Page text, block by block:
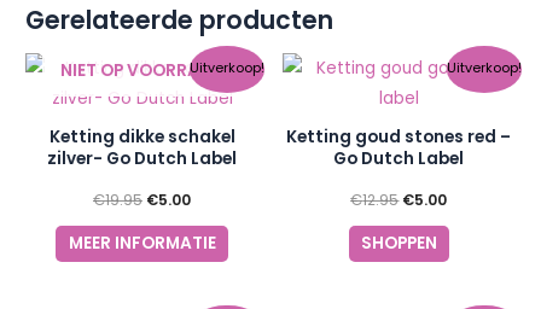
Gerelateerde producten
Uitverkoop!
NIET OP VOORRAAD
Ketting dikke schakel
zilver- Go Dutch Label
€19.95
Oorspronkelijke
prijs
was:
€5.00
Huidige
prijs
is:
MEER INFORMATIE
Uitverkoop!
Ketting goud stones red –
Go Dutch Label
€12.95
Oorspronkelijke
prijs
was:
€5.00
Huidige
prijs
SHOPPEN